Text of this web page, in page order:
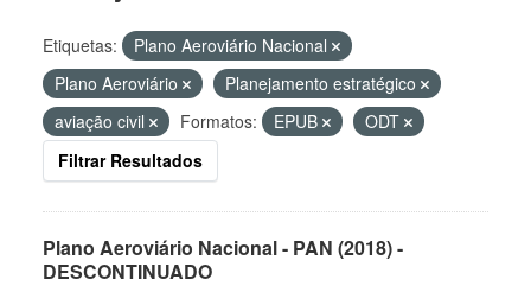
Etiquetas:
Plano Aeroviário Nacional
Plano Aeroviário
Planejamento estratégico
aviação civil
Formatos: EPUB
ODT
Filtrar Resultados
Plano Aeroviário Nacional - PAN (2018) -
DESCONTINUADO